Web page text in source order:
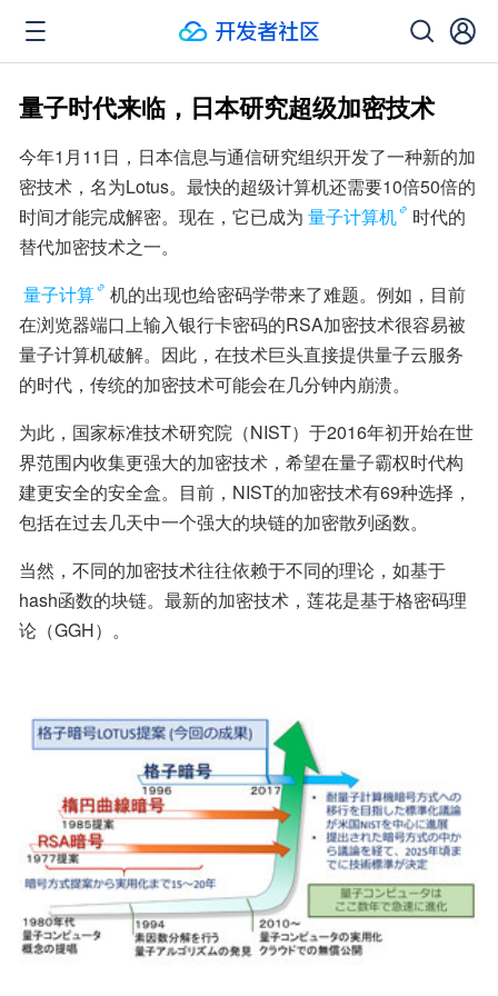
量子时代来临，日本研究超级加密技术
今年1月11日，日本信息与通信研究组织开发了一种新的加
密技术，名为Lotus。最快的超级计算机还需要10倍50倍的
时间才能完成解密。现在，它已成为 量子计算机
时代的
替代加密技术之一。
量子计算
机的出现也给密码学带来了难题。例如，目前
在浏览器端口上输入银行卡密码的RSA加密技术很容易被
量子计算机破解。因此，在技术巨头直接提供量子云服务
的时代，传统的加密技术可能会在几分钟内崩溃。
为此，国家标准技术研究院（NIST）于2016年初开始在世
界范围内收集更强大的加密技术，希望在量子霸权时代构
建更安全的安全盒。目前，NIST的加密技术有69种选择，
包括在过去几天中一个强大的块链的加密散列函数。
当然，不同的加密技术往往依赖于不同的理论，如基于
hash函数的块链。最新的加密技术，莲花是基于格密码理
论（GGH）。